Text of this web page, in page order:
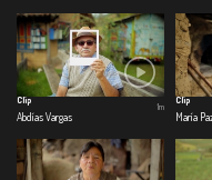
Clip
Abdías Vargas
1m
Clip
María